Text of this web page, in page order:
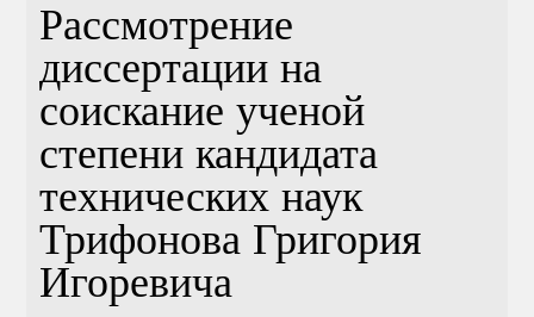
Рассмотрение
диссертации на
соискание ученой
степени кандидата
технических наук
Трифонова Григория
Игоревича